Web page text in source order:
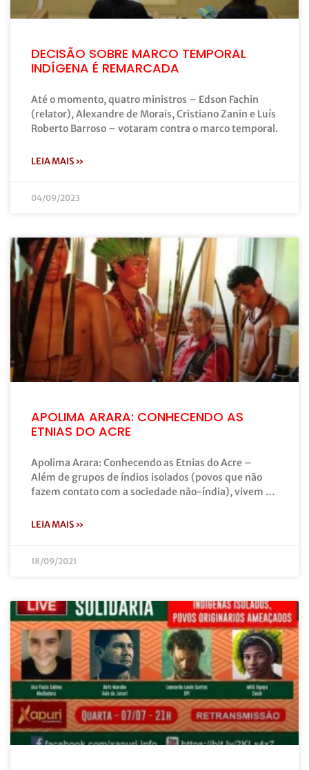
DECISÃO SOBRE MARCO TEMPORAL
INDÍGENA É REMARCADA
Até o momento, quatro ministros – Edson Fachin
(relator), Alexandre de Morais, Cristiano Zanin e Luís
Roberto Barroso – votaram contra o marco temporal.
LEIA MAIS »
04/09/2023
APOLIMA ARARA: CONHECENDO AS
ETNIAS DO ACRE
Apolima Arara: Conhecendo as Etnias do Acre –
Além de grupos de índios isolados (povos que não
fazem contato com a sociedade não-índia), vivem …
LEIA MAIS »
18/09/2021